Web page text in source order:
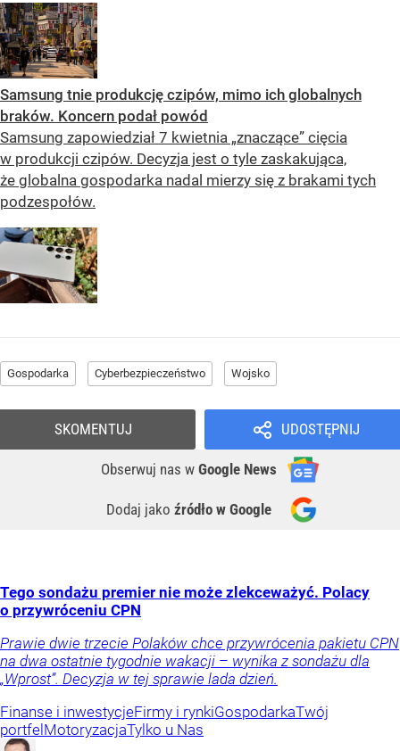
Samsung tnie produkcję czipów, mimo ich globalnych
braków. Koncern podał powód
Samsung zapowiedział 7 kwietnia „znaczące” cięcia
w produkcji czipów. Decyzja jest o tyle zaskakująca,
że globalna gospodarka nadal mierzy się z brakami tych
podzespołów.
Gospodarka Cyberbezpieczeństwo Wojsko
UDOSTĘPNIJ
Obserwuj nas w Google News
Dodaj jako źródło w Google
SKOMENTUJ
Tego sondażu premier nie może zlekceważyć. Polacy
o przywróceniu CPN
Prawie dwie trzecie Polaków chce przywrócenia pakietu CPN
na dwa ostatnie tygodnie wakacji – wynika z sondażu dla
„Wprost”. Decyzja w tej sprawie lada dzień.
Finanse i inwestycjeFirmy i rynkiGospodarkaTwój
portfelMotoryzacjaTylko u Nas